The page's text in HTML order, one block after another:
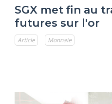
SGX met fin au
futures sur l'or
Article Monnaie